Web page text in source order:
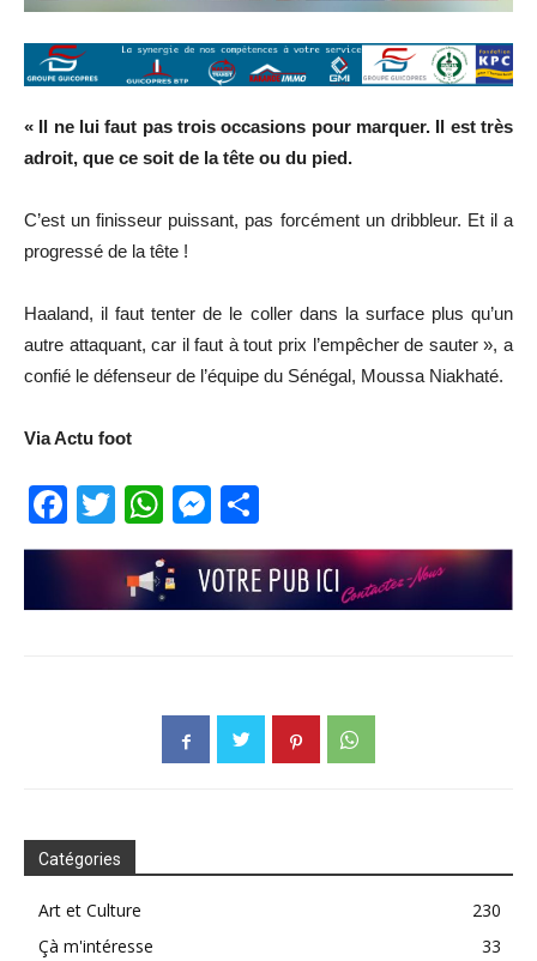
« Il ne lui faut pas trois occasions pour marquer. Il est très
adroit, que ce soit de la tête ou du pied.
C’est un finisseur puissant, pas forcément un dribbleur. Et il a
progressé de la tête !
Haaland, il faut tenter de le coller dans la surface plus qu’un
autre attaquant, car il faut à tout prix l’empêcher de sauter », a
confié le défenseur de l’équipe du Sénégal, Moussa Niakhaté.
Via Actu foot
Facebook
TwitterWhatsApp
Messenger
Catégories
Art et Culture
230
Çà m'intéresse
33